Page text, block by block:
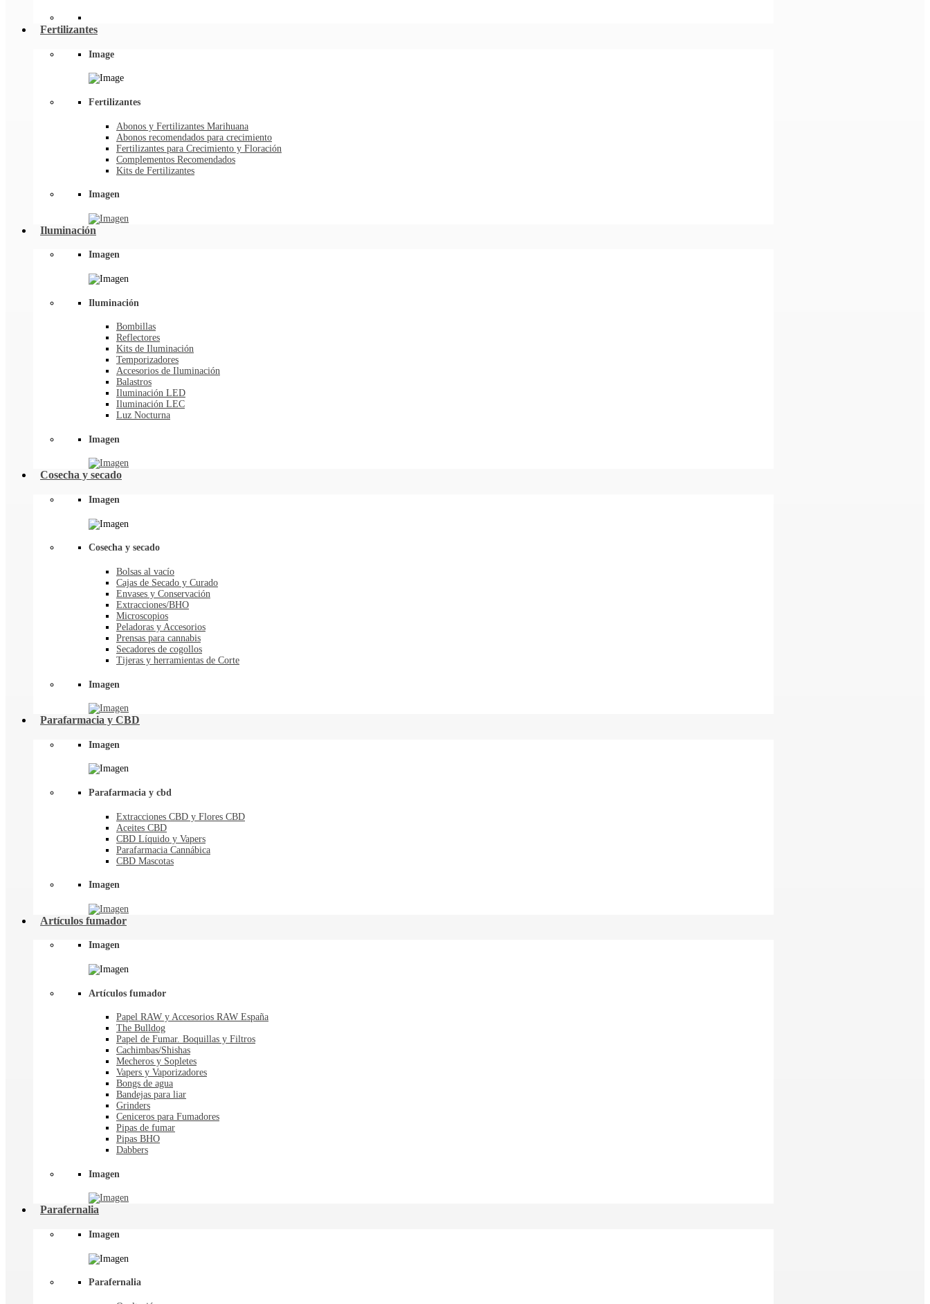
Fertilizantes
Image
Fertilizantes
Abonos y Fertilizantes Marihuana
Abonos recomendados para crecimiento
Fertilizantes para Crecimiento y Floración
Complementos Recomendados
Kits de Fertilizantes
Imagen
Iluminación
Imagen
Iluminación
Bombillas
Reflectores
Kits de Iluminación
Temporizadores
Accesorios de Iluminación
Balastros
Iluminación LED
Iluminación LEC
Luz Nocturna
Imagen
Cosecha y secado
Imagen
Cosecha y secado
Bolsas al vacío
Cajas de Secado y Curado
Envases y Conservación
Extracciones/BHO
Microscopios
Peladoras y Accesorios
Prensas para cannabis
Secadores de cogollos
Tijeras y herramientas de Corte
Imagen
Parafarmacia y CBD
Imagen
Parafarmacia y cbd
Extracciones CBD y Flores CBD
Aceites CBD
CBD Líquido y Vapers
Parafarmacia Cannábica
CBD Mascotas
Imagen
Artículos fumador
Imagen
Artículos fumador
Papel RAW y Accesorios RAW España
The Bulldog
Papel de Fumar. Boquillas y Filtros
Cachimbas/Shishas
Mecheros y Sopletes
Vapers y Vaporizadores
Bongs de agua
Bandejas para liar
Grinders
Ceniceros para Fumadores
Pipas de fumar
Pipas BHO
Dabbers
Imagen
Parafernalia
Imagen
Parafernalia